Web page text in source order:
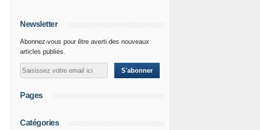
Newsletter
Abonnez-vous pour être averti des nouveaux
articles publiés.
Pages
Catégories